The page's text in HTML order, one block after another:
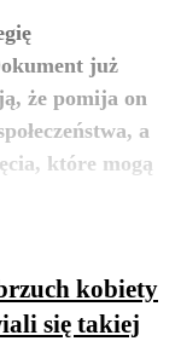
już
że pomija on
a
które mogą
kobiety
się takiej